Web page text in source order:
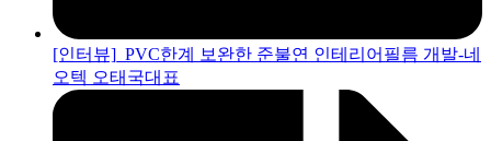
[인터뷰]_PVC한계 보완한 준불연 인테리어필름 개발-네
오텍 오태국대표